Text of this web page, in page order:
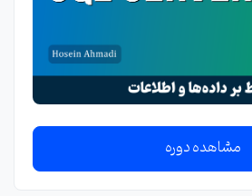
مشاهده دوره